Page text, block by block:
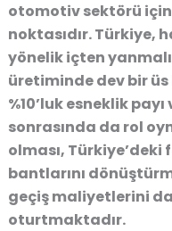
otomotiv sektörü
noktasıdır. Türkiye,
yönelik içten
üretiminde dev bir üs
%10’luk esneklik
sonrasında da rol
olması, Türkiye’deki
bantlarını
geçiş maliyetlerini
oturtmaktadır.